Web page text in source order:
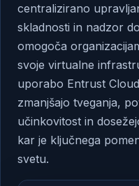
centralizirano
skladnosti in nadzor
omogoča
svoje virtualne
uporabo Entrust
zmanjšajo tveganja,
učinkovitost in
kar je ključnega
svetu.